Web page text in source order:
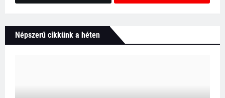
Népszerű cikkünk a héten